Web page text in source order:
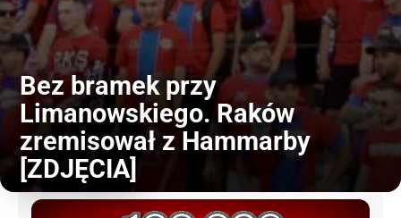
Bez bramek przy
Limanowskiego. Raków
zremisował z Hammarby
[ZDJĘCIA]